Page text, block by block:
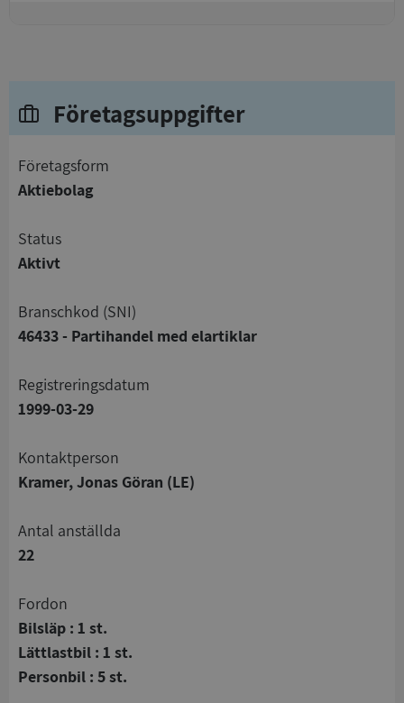
Företagsuppgifter
företagsform
Aktiebolag
status
Aktivt
branschkod (SNI)
46433 - Partihandel med elartiklar
registreringsdatum
1999-03-29
Kontaktperson
Kramer, Jonas Göran (LE)
Antal anställda
22
Fordon
Bilsläp : 1 st.
Lättlastbil : 1 st.
Personbil : 5 st.